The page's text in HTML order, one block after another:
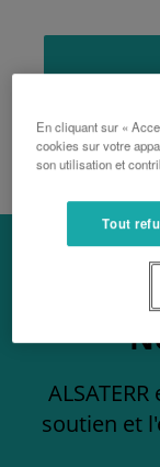
BROCHURE
soutien et
En cliquant sur «
cookies sur votre
son utilisation et
Tout